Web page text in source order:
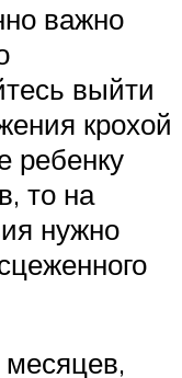
важно
выйти
крохой
ребенку
то на
нужно